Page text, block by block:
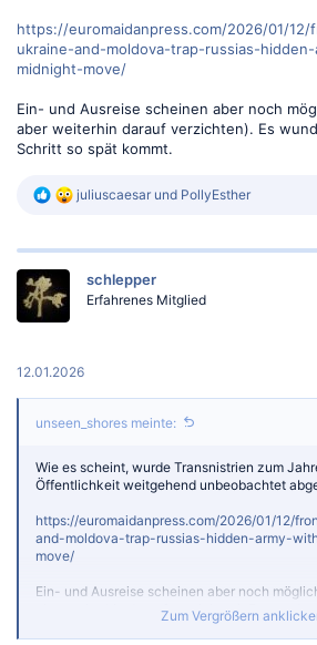
https://euromaidanpress.com/2026/01/
ukraine-and-moldova-trap-russias-
midnight-move/
Ein- und Ausreise scheinen aber noch
aber weiterhin darauf verzichten). Es
Schritt so spät kommt.
R
k
:
juliuscaesar und PollyEsther
schlepper
Erfahrenes Mitglied
12.01.2026
unseen_shores meinte:
Wie es scheint, wurde Transnistrien zum
Öffentlichkeit weitgehend unbeobachtet
https://euromaidanpress.com/2026/01/12/
and-moldova-trap-russias-hidden-army-
move/
Ein- und Ausreise scheinen aber noch
aber weiterhin darauf verzichten). Es wundert
Schritt so spät kommt.
Zum Vergrößern